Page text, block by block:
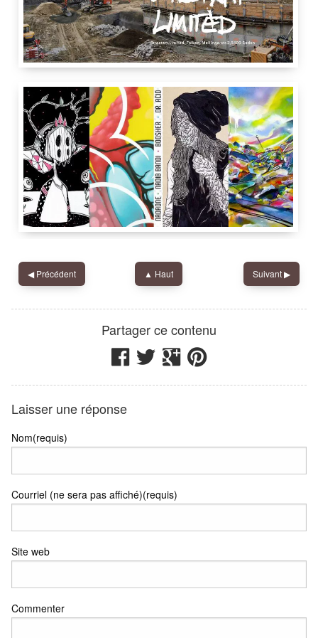
Street Art Limited ,Mellingerstr. 2b,5400
Nadib Bandi
Street Art Limited
Street Art Limited Mellingerstr. 2b
Nadib Bandi
Street Art Limited
◀︎Précédent ▲ Haut Suivant▶︎
Partager ce contenu
Laisser une réponse
Nom(requis)
Courriel (ne sera pas affiché)(requis)
Site web
Commenter